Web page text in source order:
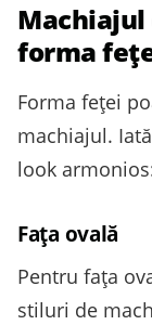
Machiajul
forma
Forma feței
machiajul.
look
Fața ovală
Pentru fața
stiluri de